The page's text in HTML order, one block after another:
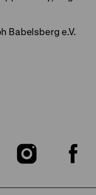
Babelsberg e.V.
Zu
Zu